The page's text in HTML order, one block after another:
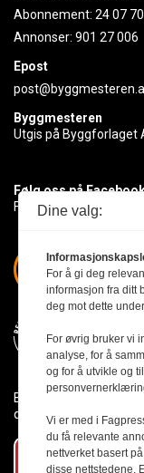
Abonnement: 24 07
Annonser: 901 27 006
Epost
Byggmesteren
Utgis på Byggforlaget
Følg oss på
Få med deg det siste
Byggmesteren følger
den er nedfelt i
Abonner på
Dine valg:
For å gi deg
informasjon fra ditt
deg mot dette
For øvrig bruker vi
analyse, for å
og for å utvikle og
Vi er med i
du få relevante
nettverket basert
disse nettstedene.